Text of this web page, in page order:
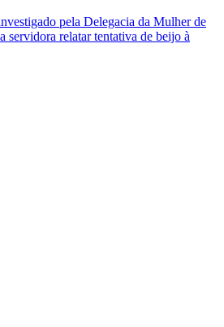
pela Delegacia da Mulher de
servidora relatar tentativa de beijo à